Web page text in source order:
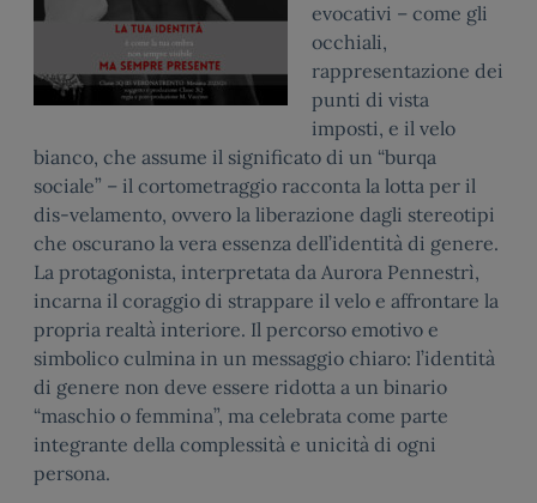
evocativi – come gli
occhiali,
rappresentazione dei
punti di vista
imposti, e il velo
bianco, che assume il significato di un “burqa
sociale” – il cortometraggio racconta la lotta per il
dis-velamento, ovvero la liberazione dagli stereotipi
che oscurano la vera essenza dell’identità di genere.
La protagonista, interpretata da Aurora Pennestrì,
incarna il coraggio di strappare il velo e affrontare la
propria realtà interiore. Il percorso emotivo e
simbolico culmina in un messaggio chiaro: l’identità
di genere non deve essere ridotta a un binario
“maschio o femmina”, ma celebrata come parte
integrante della complessità e unicità di ogni
persona.